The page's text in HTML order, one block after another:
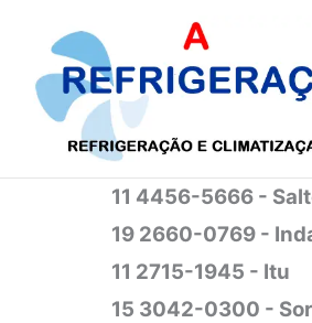
conteúdo
11 4456-5666 -
19 2660-0769 -
11 2715-1945 - Itu
15 3042-0300 -